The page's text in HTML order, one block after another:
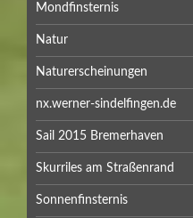
Mondfinsternis
Natur
Naturerscheinungen
nx.werner-sindelfingen.de
Sail 2015 Bremerhaven
Skurriles am Straßenrand
Sonnenfinsternis